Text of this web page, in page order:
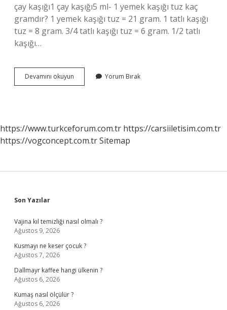
çay kaşığı1 çay kaşığı5 ml- 1 yemek kaşığı tuz kaç
gramdır? 1 yemek kaşığı tuz = 21 gram. 1 tatlı kaşığı
tuz = 8 gram. 3/4 tatlı kaşığı tuz = 6 gram. 1/2 tatlı
kaşığı…
Devamını okuyun
Yemek
Yorum Bırak
https://www.turkceforum.com.tr https://carsiiletisim.com.tr
https://vogconcept.com.trSitemap
Sidebar
Son Yazılar
Vajina kıl temizliği nasıl olmalı ?
Ağustos 9, 2026
Kusmayı ne keser çocuk ?
Ağustos 7, 2026
Dallmayr kaffee hangi ülkenin ?
Ağustos 6, 2026
Kumaş nasıl ölçülür ?
Ağustos 6, 2026